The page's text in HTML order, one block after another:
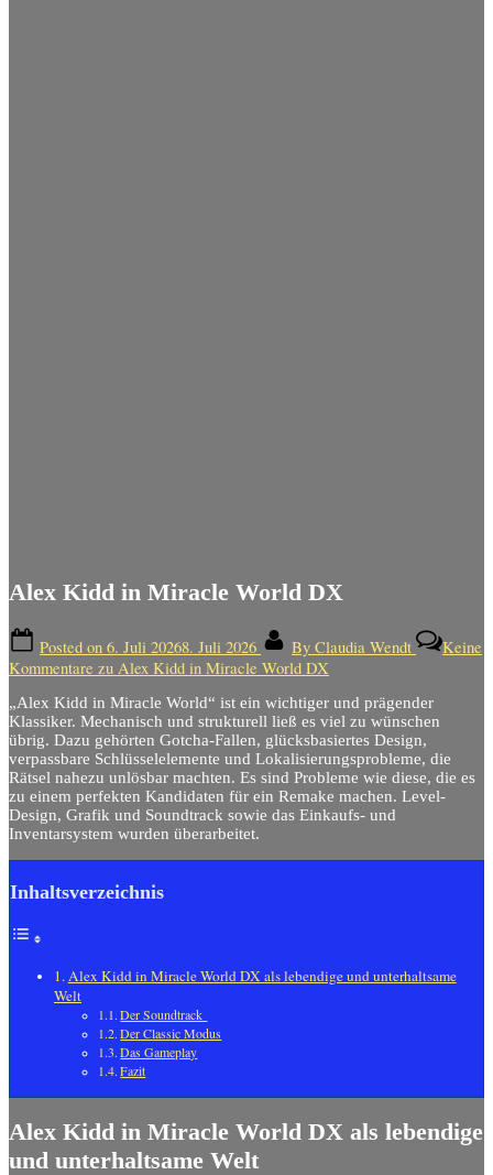
Alex Kidd in Miracle World DX
Posted on 6. Juli 20268. Juli 2026 By Claudia Wendt
Keine
Kommentare zu Alex Kidd in Miracle World DX
„Alex Kidd in Miracle World“ ist ein wichtiger und prägender
Klassiker. Mechanisch und strukturell ließ es viel zu wünschen
übrig. Dazu gehörten Gotcha-Fallen, glücksbasiertes Design,
verpassbare Schlüsselelemente und Lokalisierungsprobleme, die
Rätsel nahezu unlösbar machten. Es sind Probleme wie diese, die es
zu einem perfekten Kandidaten für ein Remake machen. Level-
Design, Grafik und Soundtrack sowie das Einkaufs- und
Inventarsystem wurden überarbeitet.
Inhaltsverzeichnis
Alex Kidd in Miracle World DX als lebendige und unterhaltsame
Welt
Der Soundtrack
Der Classic Modus
Das Gameplay
Fazit
Alex Kidd in Miracle World DX als lebendige
und unterhaltsame Welt